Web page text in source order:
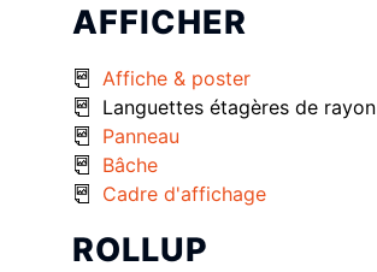
AFFICHER
Affiche & poster
Languettes étagères de rayon
Panneau
Bâche
Cadre d'affichage
ROLLUP